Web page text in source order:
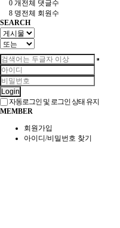
0 개 전체 댓글수
8 명전체 회원수
SEARCH
Login
자동로그인 및 로그인 상태 유지
MEMBER
회원가입
아이디/비밀번호 찾기